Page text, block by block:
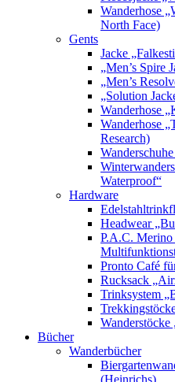
Wanderhose
North Face)
Gents
Jacke
„Men’s Spire
„Men’s
„Solution
Wanderhose
Wanderhose
Research)
Waterproof“
Hardware
Headwear
P.A.C.
Pronto Café
Rucksack
Trinksystem
Bücher
Wanderbücher
(Heinrichs)